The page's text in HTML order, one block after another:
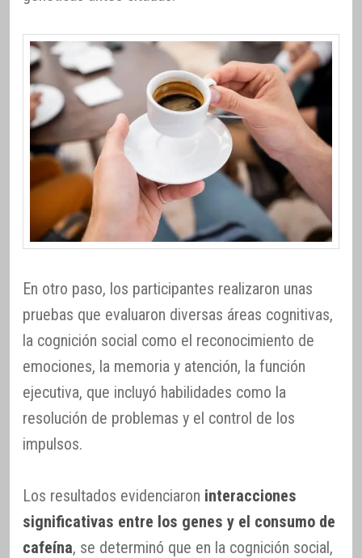
En otro paso, los participantes realizaron unas
pruebas que evaluaron diversas áreas cognitivas,
la cognición social como el reconocimiento de
emociones, la memoria y atención, la función
ejecutiva, que incluyó habilidades como la
resolución de problemas y el control de los
impulsos.
Los resultados evidenciaron interacciones
significativas entre los genes y el consumo de
cafeína, se determinó que en la cognición social,